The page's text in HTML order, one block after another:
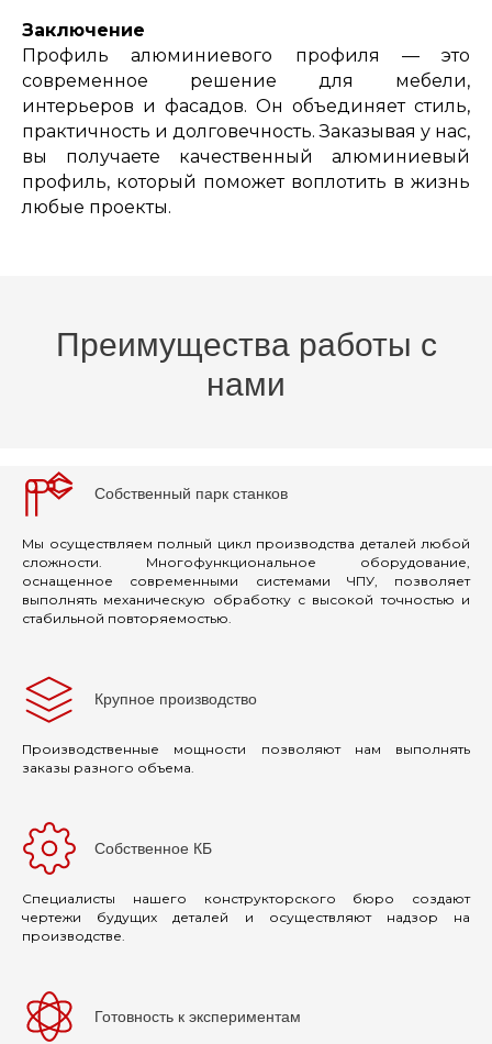
Заключение
Профиль алюминиевого профиля — это
современное решение для мебели,
интерьеров и фасадов. Он объединяет стиль,
практичность и долговечность. Заказывая у нас,
вы получаете качественный алюминиевый
профиль, который поможет воплотить в жизнь
любые проекты.
Преимущества работы с
нами
Собственный парк станков
Мы осуществляем полный цикл производства деталей любой
сложности. Многофункциональное оборудование,
оснащенное современными системами ЧПУ, позволяет
выполнять механическую обработку с высокой точностью и
стабильной повторяемостью.
Крупное производство
Производственные мощности позволяют нам выполнять
заказы разного объема.
Собственное КБ
Специалисты нашего конструкторского бюро создают
чертежи будущих деталей и осуществляют надзор на
производстве.
Готовность к экспериментам